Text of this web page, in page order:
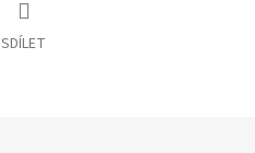
SDÍLET